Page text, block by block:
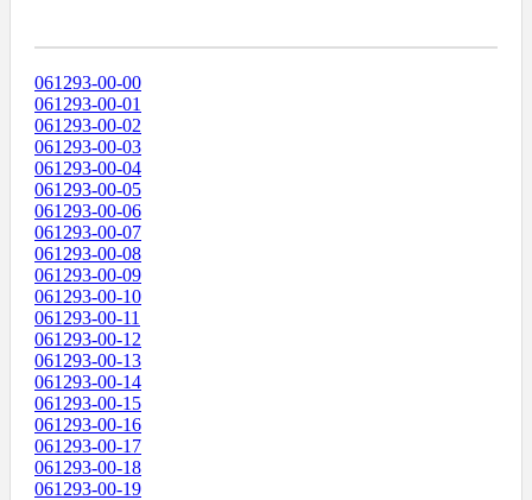
061293-00-00
061293-00-01
061293-00-02
061293-00-03
061293-00-04
061293-00-05
061293-00-06
061293-00-07
061293-00-08
061293-00-09
061293-00-10
061293-00-11
061293-00-12
061293-00-13
061293-00-14
061293-00-15
061293-00-16
061293-00-17
061293-00-18
061293-00-19